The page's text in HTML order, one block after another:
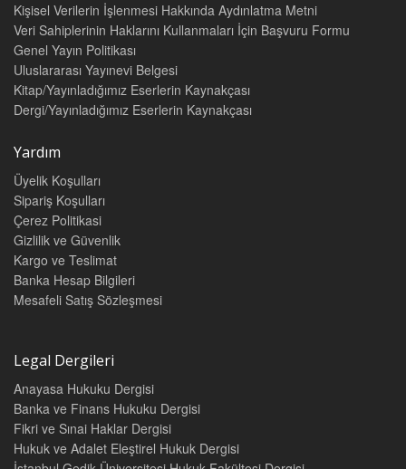
Kişisel Verilerin İşlenmesi Hakkında Aydınlatma Metni
Veri Sahiplerinin Haklarını Kullanmaları İçin Başvuru Formu
Genel Yayın Politikası
Uluslararası Yayınevi Belgesi
Kitap/Yayınladığımız Eserlerin Kaynakçası
Dergi/Yayınladığımız Eserlerin Kaynakçası
Yardım
Üyelik Koşulları
Sipariş Koşulları
Çerez Politikasi
Gizlilik ve Güvenlik
Kargo ve Teslimat
Banka Hesap Bilgileri
Mesafeli Satış Sözleşmesi
Legal Dergileri
Anayasa Hukuku Dergisi
Banka ve Finans Hukuku Dergisi
Fikri ve Sınai Haklar Dergisi
Hukuk ve Adalet Eleştirel Hukuk Dergisi